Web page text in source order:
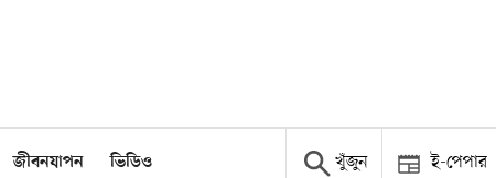
জীবনযাপন ভিডিও খুঁজুন ই-পেপার